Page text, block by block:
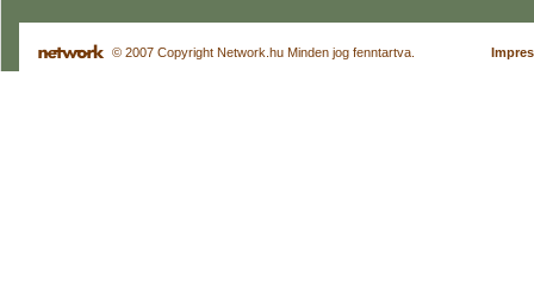
© 2007 Copyright Network.hu Minden jog fenntartva.